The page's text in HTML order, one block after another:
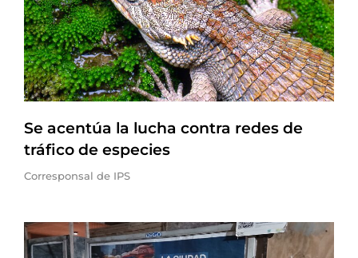
Se acentúa la lucha contra redes de
tráfico de especies
Corresponsal de IPS